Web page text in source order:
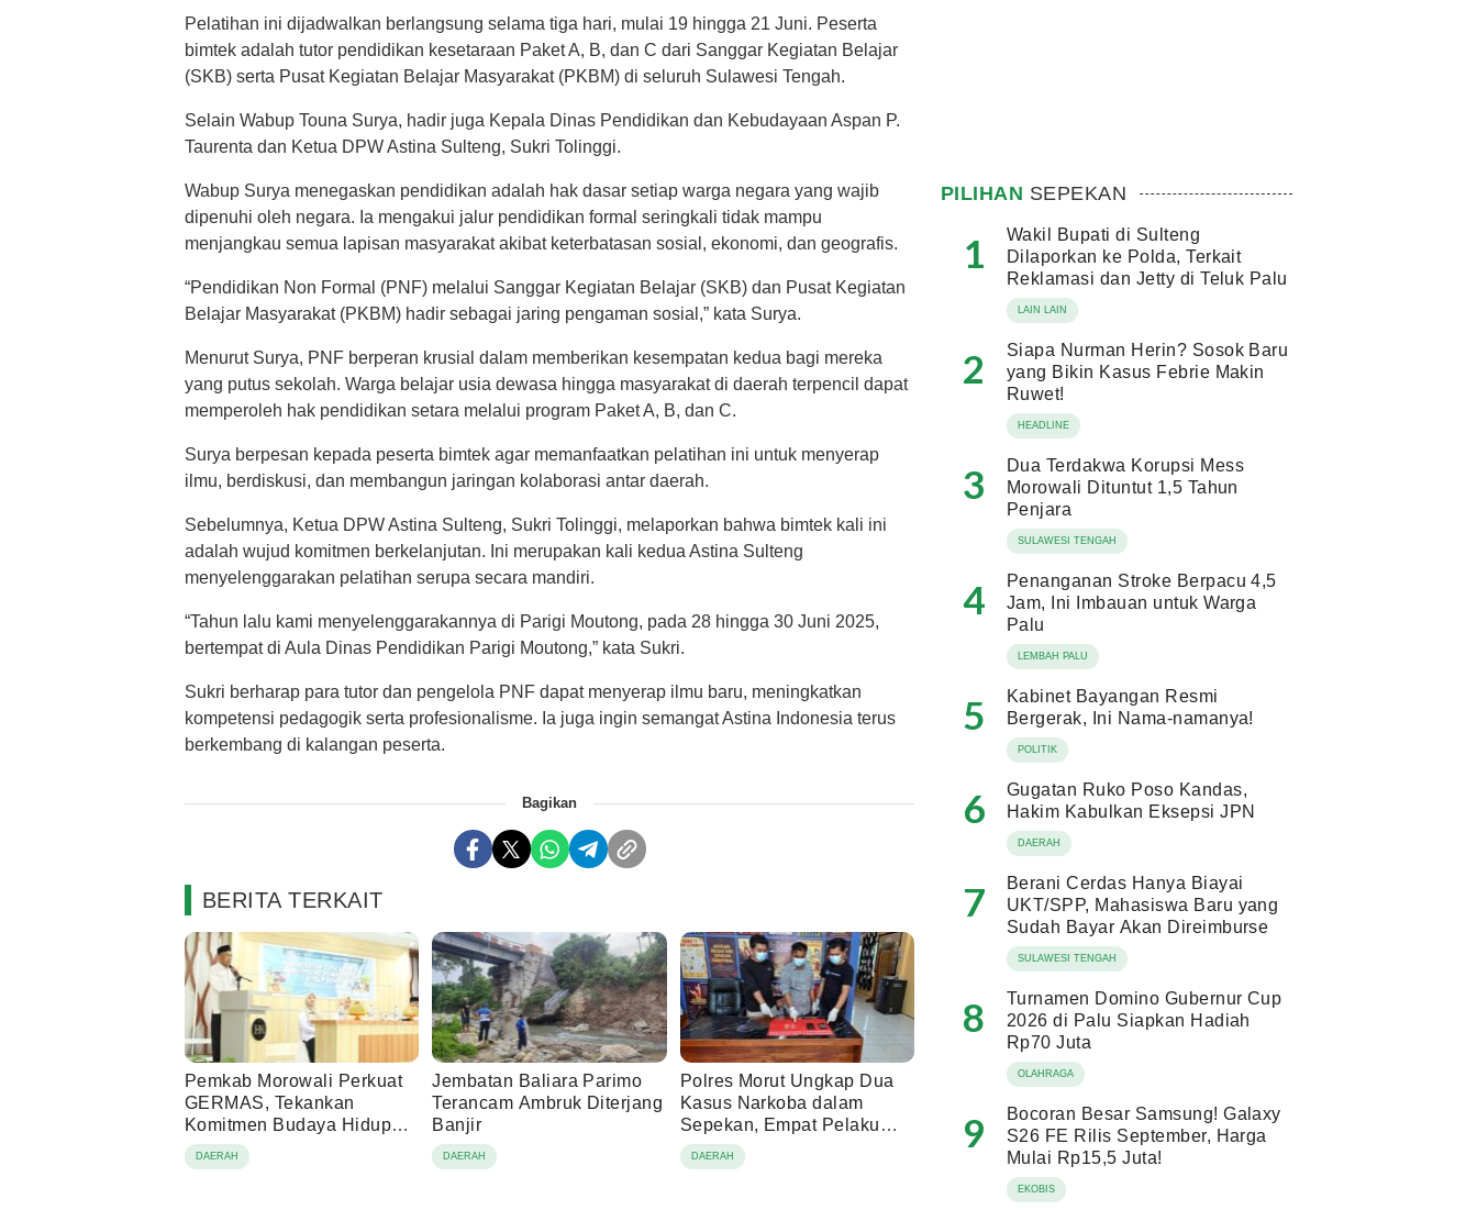
Pelatihan ini dijadwalkan berlangsung selama tiga hari, mulai 19 hingga 21 Juni. Peserta
bimtek adalah tutor pendidikan kesetaraan Paket A, B, dan C dari Sanggar Kegiatan Belajar
(SKB) serta Pusat Kegiatan Belajar Masyarakat (PKBM) di seluruh Sulawesi Tengah.
Selain Wabup Touna Surya, hadir juga Kepala Dinas Pendidikan dan Kebudayaan Aspan P.
Taurenta dan Ketua DPW Astina Sulteng, Sukri Tolinggi.
Wabup Surya menegaskan pendidikan adalah hak dasar setiap warga negara yang wajib
dipenuhi oleh negara. Ia mengakui jalur pendidikan formal seringkali tidak mampu
menjangkau semua lapisan masyarakat akibat keterbatasan sosial, ekonomi, dan geografis.
“Pendidikan Non Formal (PNF) melalui Sanggar Kegiatan Belajar (SKB) dan Pusat Kegiatan
Belajar Masyarakat (PKBM) hadir sebagai jaring pengaman sosial,” kata Surya.
Menurut Surya, PNF berperan krusial dalam memberikan kesempatan kedua bagi mereka
yang putus sekolah. Warga belajar usia dewasa hingga masyarakat di daerah terpencil dapat
memperoleh hak pendidikan setara melalui program Paket A, B, dan C.
Surya berpesan kepada peserta bimtek agar memanfaatkan pelatihan ini untuk menyerap
ilmu, berdiskusi, dan membangun jaringan kolaborasi antar daerah.
Sebelumnya, Ketua DPW Astina Sulteng, Sukri Tolinggi, melaporkan bahwa bimtek kali ini
adalah wujud komitmen berkelanjutan. Ini merupakan kali kedua Astina Sulteng
menyelenggarakan pelatihan serupa secara mandiri.
“Tahun lalu kami menyelenggarakannya di Parigi Moutong, pada 28 hingga 30 Juni 2025,
bertempat di Aula Dinas Pendidikan Parigi Moutong,” kata Sukri.
Sukri berharap para tutor dan pengelola PNF dapat menyerap ilmu baru, meningkatkan
kompetensi pedagogik serta profesionalisme. Ia juga ingin semangat Astina Indonesia terus
berkembang di kalangan peserta.
Bagikan
BERITA TERKAIT
Pemkab Morowali Perkuat
GERMAS, Tekankan
Komitmen Budaya Hidup
Sehat
DAERAH
Jembatan Baliara Parimo
Terancam Ambruk Diterjang
Banjir
DAERAH
Polres Morut Ungkap Dua
Kasus Narkoba dalam
Sepekan, Empat Pelaku
Ditangkap
DAERAH
PILIHAN SEPEKAN
1
Wakil Bupati di Sulteng
Dilaporkan ke Polda, Terkait
Reklamasi dan Jetty di Teluk Palu
LAIN LAIN
2
Siapa Nurman Herin? Sosok Baru
yang Bikin Kasus Febrie Makin
Ruwet!
HEADLINE
3
Dua Terdakwa Korupsi Mess
Morowali Dituntut 1,5 Tahun
Penjara
SULAWESI TENGAH
4
Penanganan Stroke Berpacu 4,5
Jam, Ini Imbauan untuk Warga
Palu
LEMBAH PALU
5
Kabinet Bayangan Resmi
Bergerak, Ini Nama-namanya!
POLITIK
6
Gugatan Ruko Poso Kandas,
Hakim Kabulkan Eksepsi JPN
DAERAH
7
Berani Cerdas Hanya Biayai
UKT/SPP, Mahasiswa Baru yang
Sudah Bayar Akan Direimburse
SULAWESI TENGAH
8
Turnamen Domino Gubernur Cup
2026 di Palu Siapkan Hadiah
Rp70 Juta
OLAHRAGA
9
Bocoran Besar Samsung! Galaxy
S26 FE Rilis September, Harga
Mulai Rp15,5 Juta!
EKOBIS